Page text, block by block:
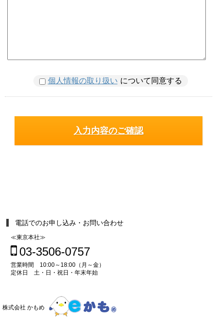
個人情報の取り扱い について同意する
電話でのお申し込み・お問い合わせ
≪東京本社≫
03-3506-0757
営業時間 10:00～18:00（月～金）
定休日 土・日・祝日・年末年始
株式会社 かもめ